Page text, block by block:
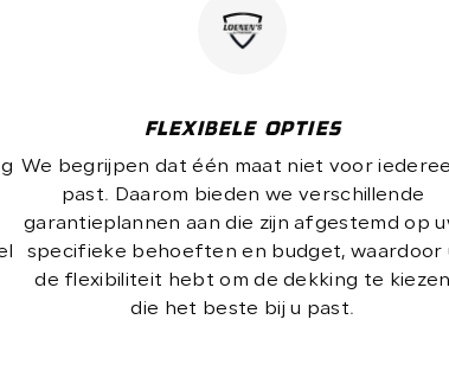
FLEXIBELE OPTIES
We begrijpen dat één maat niet voor
past. Daarom bieden we verschillende
garantieplannen aan die zijn afgestemd op
specifieke behoeften en budget, waardoor
de flexibiliteit hebt om de dekking te kiezen
die het beste bij u past.